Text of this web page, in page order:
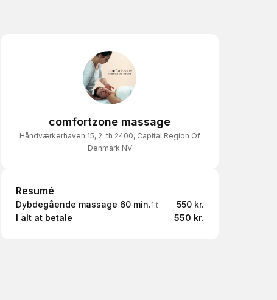
comfortzone massage
Håndværkerhaven 15, 2. th 2400, Capital Region Of
Denmark NV
Resumé
Resumé
Dybdegående massage 60 min.1 t
550 kr.
I alt at betale
550 kr.